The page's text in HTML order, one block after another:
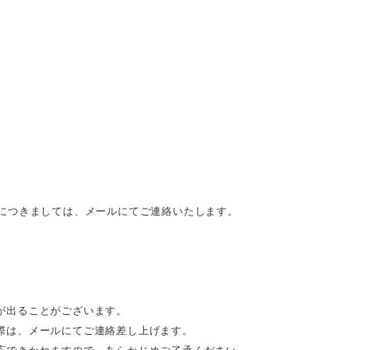
きましては、メールにてご連絡いたします。
ることがございます。
、メールにてご連絡差し上げます。